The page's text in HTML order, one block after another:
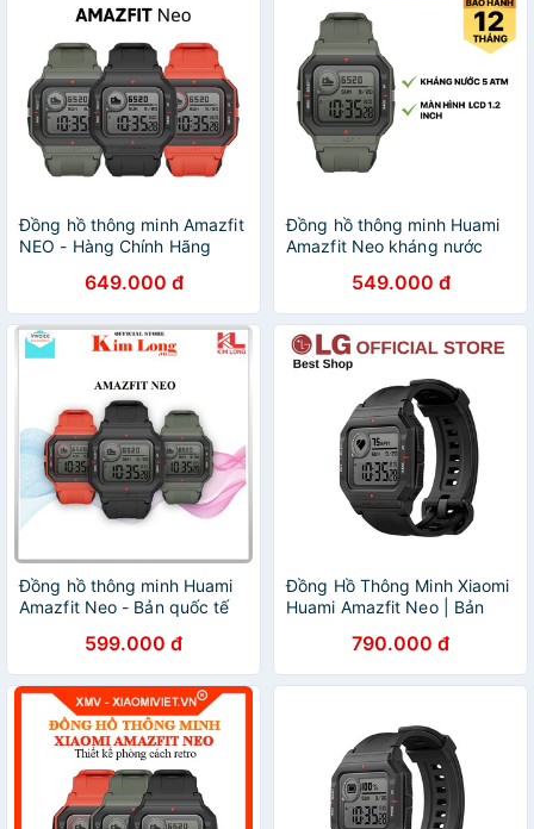
Đồng hồ thông minh Amazfit
NEO - Hàng Chính Hãng
649.000 đ
Đồng hồ thông minh Huami
Amazfit Neo kháng nước
549.000 đ
Đồng hồ thông minh Huami
Amazfit Neo - Bản quốc tế
599.000 đ
Đồng Hồ Thông Minh Xiaomi
Huami Amazfit Neo | Bản
790.000 đ